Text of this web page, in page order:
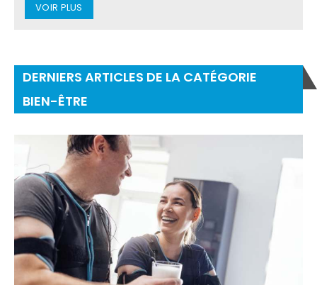
VOIR PLUS
DERNIERS ARTICLES DE LA CATÉGORIE
BIEN-ÊTRE